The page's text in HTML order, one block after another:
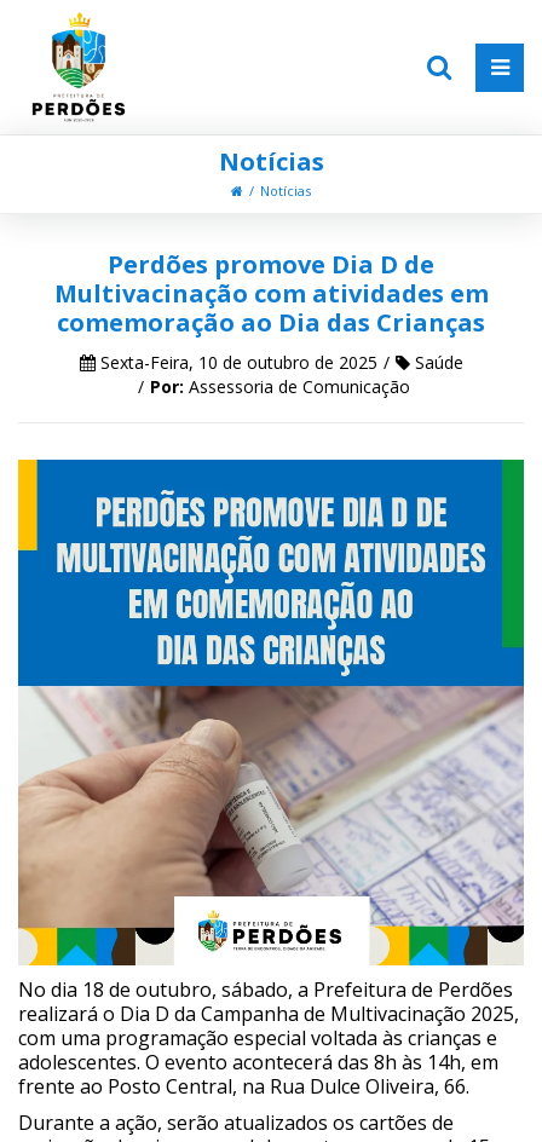
Notícias
Notícias
Perdões promove Dia D de
Multivacinação com atividades em
comemoração ao Dia das Crianças
Sexta-Feira, 10 de outubro de 2025
Saúde
Por: Assessoria de Comunicação
No dia 18 de outubro, sábado, a Prefeitura de Perdões
realizará o Dia D da Campanha de Multivacinação 2025,
com uma programação especial voltada às crianças e
adolescentes. O evento acontecerá das 8h às 14h, em
frente ao Posto Central, na Rua Dulce Oliveira, 66.
Durante a ação, serão atualizados os cartões de